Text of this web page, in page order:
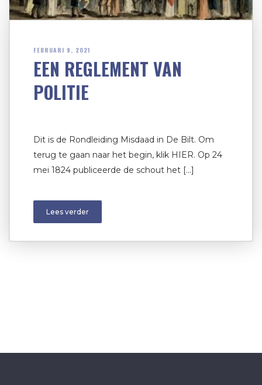
FEBRUARI 9, 2021
EEN REGLEMENT VAN
POLITIE
Dit is de Rondleiding Misdaad in De Bilt. Om
terug te gaan naar het begin, klik HIER. Op 24
mei 1824 publiceerde de schout het […]
Lees verder